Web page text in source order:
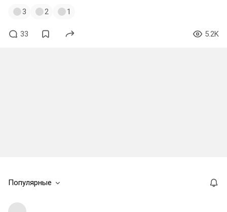
3 2 1
33 5.2K
Популярные